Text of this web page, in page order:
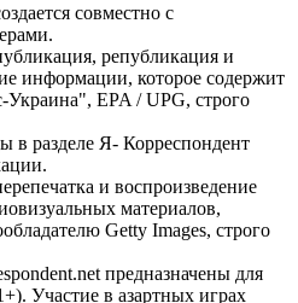
совместно с
републикация и
информации, которое содержит
EPA / UPG, строго
в разделе Я- Корреспондент
и воспроизведение
материалов,
Getty Images, строго
предназначены для
Участие в азартных играх